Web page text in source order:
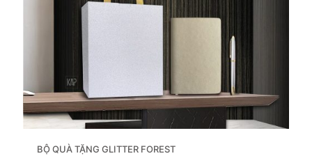
BỘ QUÀ TẶNG GLITTER FOREST